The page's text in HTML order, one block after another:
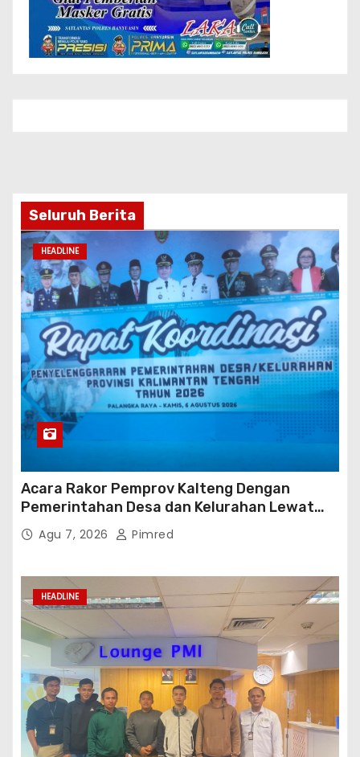
Seluruh Berita
HEADLINE
Acara Rakor Pemprov Kalteng Dengan
Pemerintahan Desa dan Kelurahan Lewat
Risk Assessment
Agu 7, 2026 Pimred
HEADLINE